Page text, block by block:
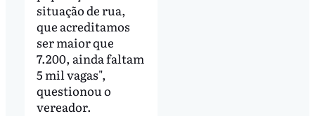
situação de rua,
que acreditamos
ser maior que
7.200, ainda faltam
5 mil vagas",
questionou o
vereador.